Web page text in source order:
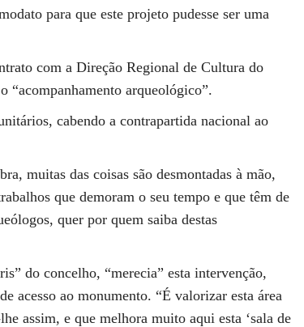
para que este projeto pudesse ser uma
com a Direção Regional de Cultura do
“acompanhamento arqueológico”.
cabendo a contrapartida nacional ao
muitas das coisas são desmontadas à mão,
que demoram o seu tempo e que têm de
quer por quem saiba destas
do concelho, “merecia” esta intervenção,
acesso ao monumento. “É valorizar esta área
assim, e que melhora muito aqui esta ‘sala de